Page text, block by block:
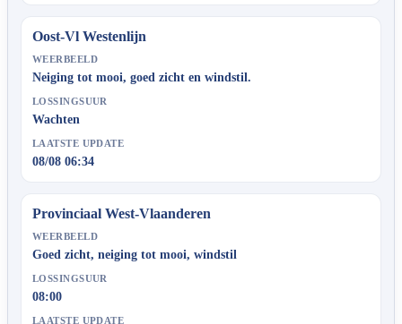
Oost-Vl Westenlijn
WEERBEELD
Neiging tot mooi, goed zicht en windstil.
LOSSINGSUUR
Wachten
LAATSTE UPDATE
08/08 06:34
Provinciaal West-Vlaanderen
WEERBEELD
Goed zicht, neiging tot mooi, windstil
LOSSINGSUUR
08:00
LAATSTE UPDATE